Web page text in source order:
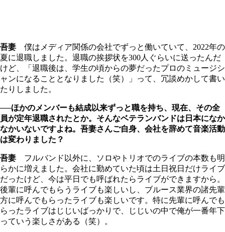
吾妻 僕はメディア関係の会社でずっと働いていて、2022年の
夏に退職しました。退職の挨拶状を300人ぐらいに送ったんだ
けど、「退職後は、学生の頃からの夢だったプロのミュージシ
ャンになることとなりました（笑）」って、冗談めかして書い
たりしました。
──ほかのメンバーも結成以来ずっと職を持ち、現在、その全
員が定年退職されたとか。そんなベテランバンドは日本になか
なかいないですよね。吾妻さんご自身、会社を辞めて音楽活動
は変わりました？
吾妻 フルバンド以外に、ソロやトリオでのライブの本数も明
らかに増えました。会社に勤めていた頃は土日祝日だけライブ
だったけど、今は平日でも呼ばれたらライブができますから。
後輩に呼んでもらうライブも楽しいし、ブルース業界の諸先輩
方に呼んでもらったライブも楽しいです。特に先輩に呼んでも
らったライブはじじいばっかりで、じじいの中で俺が一番年下
っていう楽しさがある（笑）。